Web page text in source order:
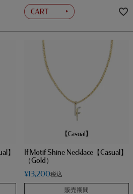
】
If Motif Shine Necklace【Casual】
（Gold）
¥13,200税込
販売期間